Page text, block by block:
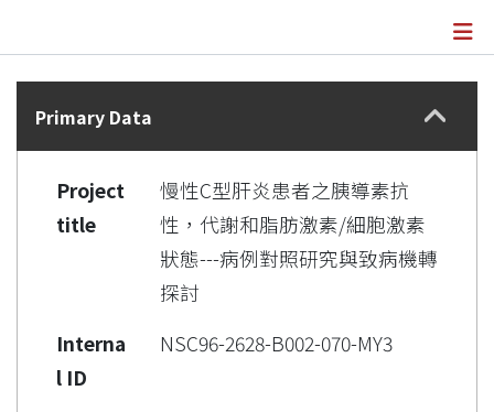
Details
Primary Data
Project
title
慢性C型肝炎患者之胰導素抗
性，代謝和脂肪激素/細胞激素
狀態---病例對照研究與致病機轉
探討
Interna
l ID
NSC96-2628-B002-070-MY3